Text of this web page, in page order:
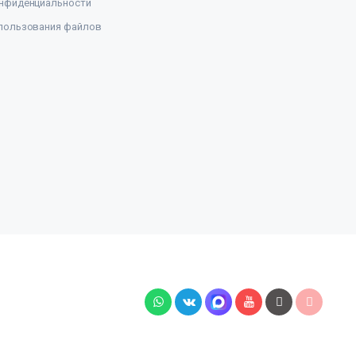
файлов